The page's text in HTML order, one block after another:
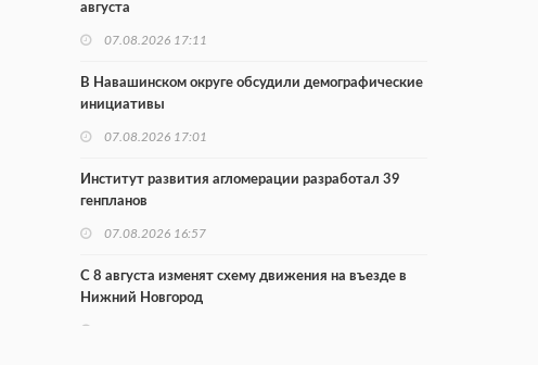
августа
07.08.2026 17:11
В Навашинском округе обсудили демографические
инициативы
07.08.2026 17:01
Институт развития агломерации разработал 39
генпланов
07.08.2026 16:57
С 8 августа изменят схему движения на въезде в
Нижний Новгород